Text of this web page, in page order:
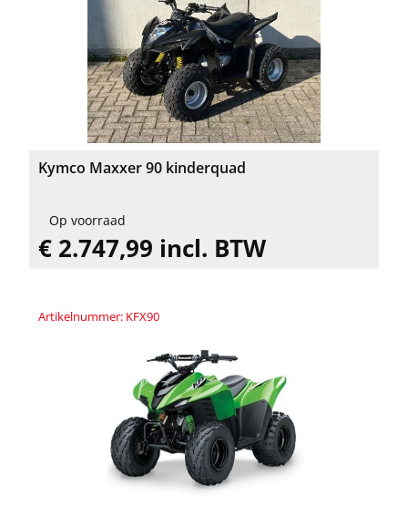
Kymco Maxxer 90 kinderquad
Op voorraad
€ 2.747,99 incl. BTW
Artikelnummer: KFX90